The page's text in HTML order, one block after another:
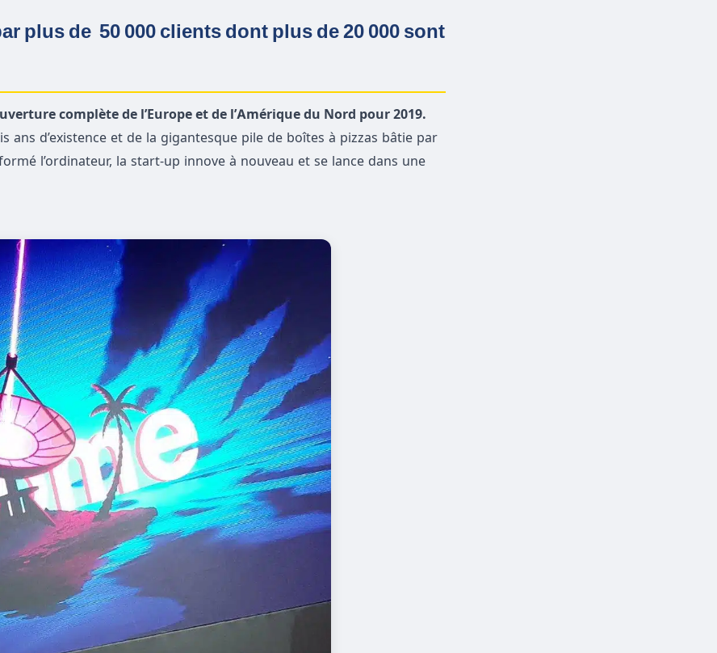
plus de 50 000 clients dont plus de 20 000 sont
complète de l’Europe et de l’Amérique du Nord pour 2019.
ans d’existence et de la gigantesque pile de boîtes à pizzas bâtie par
l’ordinateur, la start-up innove à nouveau et se lance dans une